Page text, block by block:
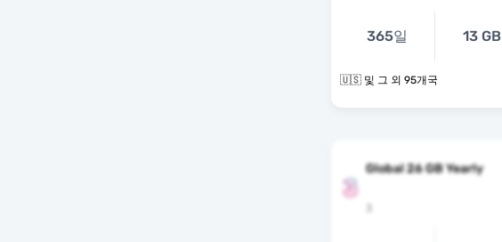
365일 13 GB
🇺🇸 및 그 외 95개국
Global 26 GB Yearly